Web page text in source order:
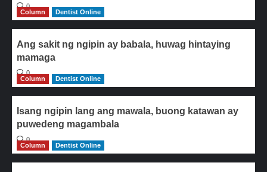
0
Column
Dentist Online
Ang sakit ng ngipin ay babala, huwag hintaying
mamaga
0
Column
Dentist Online
Isang ngipin lang ang mawala, buong katawan ay
puwedeng magambala
0
Column
Dentist Online